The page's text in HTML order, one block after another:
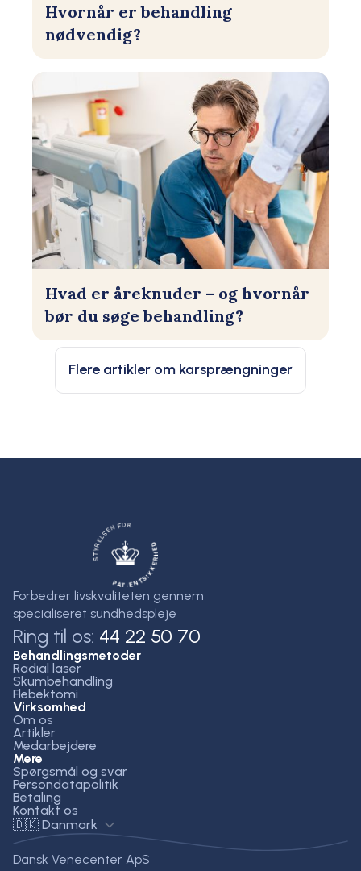
Hvornår er behandling
nødvendig?
Hvad er åreknuder – og hvornår
bør du søge behandling?
Flere artikler om karsprængninger
Forbedrer livskvaliteten gennem
specialiseret sundhedspleje
Ring til os: 44 22 50 70
Behandlingsmetoder
Radial laser
Skumbehandling
Flebektomi
Virksomhed
Om os
Artikler
Medarbejdere
Mere
Spørgsmål og svar
Persondatapolitik
Betaling
Kontakt os
🇩🇰 Danmark
Dansk Venecenter ApS